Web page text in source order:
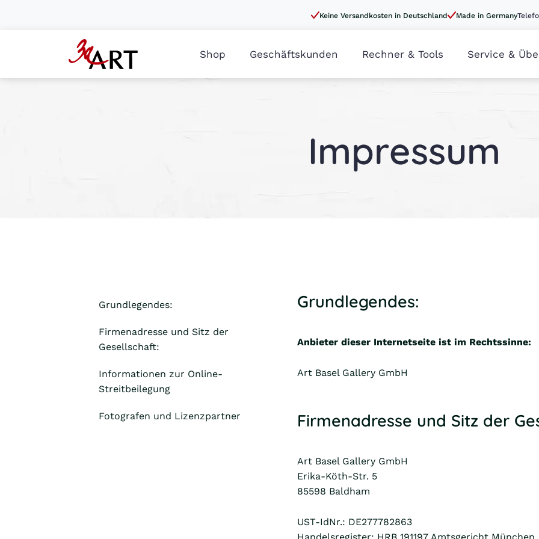
Keine Versandkosten in Deutschland Made in Germany
Shop Geschäftskunden Rechner & Tools Service &
Impressum
Grundlegendes:
Firmenadresse und Sitz der
Gesellschaft:
Informationen zur Online-
Streitbeilegung
Fotografen und Lizenzpartner
Grundlegendes:
Anbieter dieser Internetseite ist im Rechtssinne:
Art Basel Gallery GmbH
Firmenadresse und Sitz der
Art Basel Gallery GmbH
Erika-Köth-Str. 5
85598 Baldham
UST-IdNr.: DE277782863